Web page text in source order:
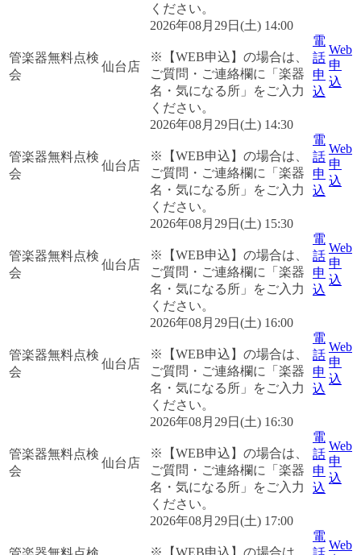
ください。
管楽器無料点検
会
仙台店
2026年08月29日(土) 14:00
※【WEB申込】の場合は、
ご質問・ご連絡欄に「楽器
名・気になる所」をご入力
ください。
電
話
申
込
Web
申
込
管楽器無料点検
会
仙台店
2026年08月29日(土) 14:30
※【WEB申込】の場合は、
ご質問・ご連絡欄に「楽器
名・気になる所」をご入力
ください。
電
話
申
込
Web
申
込
管楽器無料点検
会
仙台店
2026年08月29日(土) 15:30
※【WEB申込】の場合は、
ご質問・ご連絡欄に「楽器
名・気になる所」をご入力
ください。
電
話
申
込
Web
申
込
管楽器無料点検
会
仙台店
2026年08月29日(土) 16:00
※【WEB申込】の場合は、
ご質問・ご連絡欄に「楽器
名・気になる所」をご入力
ください。
電
話
申
込
Web
申
込
管楽器無料点検
会
仙台店
2026年08月29日(土) 16:30
※【WEB申込】の場合は、
ご質問・ご連絡欄に「楽器
名・気になる所」をご入力
ください。
電
話
申
込
Web
申
込
2026年08月29日(土) 17:00
※【WEB申込】の場合は、
電
Web